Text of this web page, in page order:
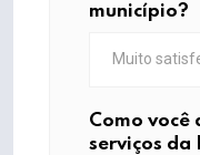
município?
Como você
serviços da